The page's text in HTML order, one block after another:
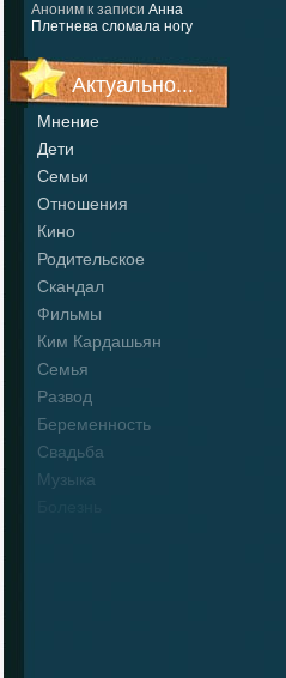
Аноним к записи Анна
Плетнева сломала ногу
Актуально...
Мнение
Дети
Семьи
Отношения
Кино
Родительское
Скандал
Фильмы
Ким Кардашьян
Семья
Развод
Беременность
Свадьба
Музыка